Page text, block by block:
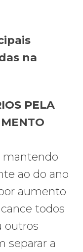
na
PELA
mantendo
ao do ano
aumento
todos
outros
separar a